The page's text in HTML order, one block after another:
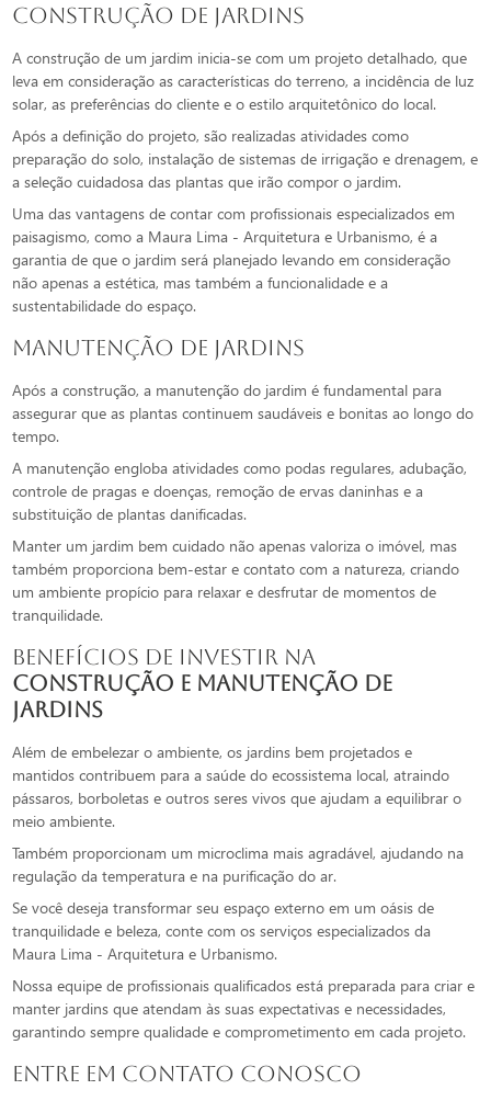
Construção de Jardins
A construção de um jardim inicia-se com um projeto detalhado, que
leva em consideração as características do terreno, a incidência de luz
solar, as preferências do cliente e o estilo arquitetônico do local.
Após a definição do projeto, são realizadas atividades como
preparação do solo, instalação de sistemas de irrigação e drenagem, e
a seleção cuidadosa das plantas que irão compor o jardim.
Uma das vantagens de contar com profissionais especializados em
paisagismo, como a Maura Lima - Arquitetura e Urbanismo, é a
garantia de que o jardim será planejado levando em consideração
não apenas a estética, mas também a funcionalidade e a
sustentabilidade do espaço.
Manutenção de Jardins
Após a construção, a manutenção do jardim é fundamental para
assegurar que as plantas continuem saudáveis e bonitas ao longo do
tempo.
A manutenção engloba atividades como podas regulares, adubação,
controle de pragas e doenças, remoção de ervas daninhas e a
substituição de plantas danificadas.
Manter um jardim bem cuidado não apenas valoriza o imóvel, mas
também proporciona bem-estar e contato com a natureza, criando
um ambiente propício para relaxar e desfrutar de momentos de
tranquilidade.
Benefícios de Investir na
construção e manutenção de
jardins
Além de embelezar o ambiente, os jardins bem projetados e
mantidos contribuem para a saúde do ecossistema local, atraindo
pássaros, borboletas e outros seres vivos que ajudam a equilibrar o
meio ambiente.
Também proporcionam um microclima mais agradável, ajudando na
regulação da temperatura e na purificação do ar.
Se você deseja transformar seu espaço externo em um oásis de
tranquilidade e beleza, conte com os serviços especializados da
Maura Lima - Arquitetura e Urbanismo.
Nossa equipe de profissionais qualificados está preparada para criar e
manter jardins que atendam às suas expectativas e necessidades,
garantindo sempre qualidade e comprometimento em cada projeto.
Entre em Contato Conosco